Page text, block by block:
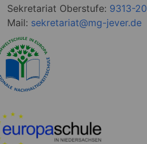
Sekretariat Oberstufe: 9313-20
Mail: sekretariat@mg-jever.de